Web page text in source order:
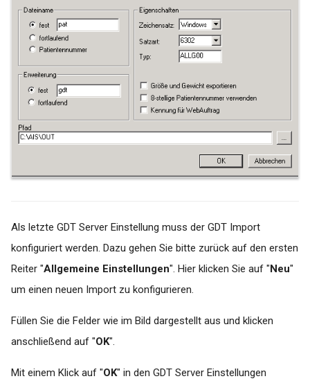
Periode
Turbomed - Reaktivieren der
Labor-Import
x.concept Rückschrieb -
Anforderungsident ist bereits
vergeben
x.Isynet / x.comfort /
Aktivierung
Zeitliche
Konfigurierungsmöglichkeit
für das Versenden von
Als letzte GDT Server Einstellung muss der GDT Import
konfiguriert werden. Dazu gehen Sie bitte zurück auf den ersten
Reiter "Allgemeine Einstellungen". Hier klicken Sie auf "Neu"
um einen neuen Import zu konfigurieren.
Füllen Sie die Felder wie im Bild dargestellt aus und klicken
anschließend auf "OK".
Mit einem Klick auf "OK" in den GDT Server Einstellungen